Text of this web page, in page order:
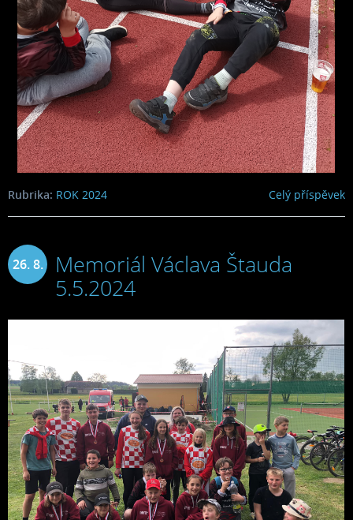
Celý příspěvek
Rubrika: ROK 2024
26. 8.
Memoriál Václava Štauda
5.5.2024